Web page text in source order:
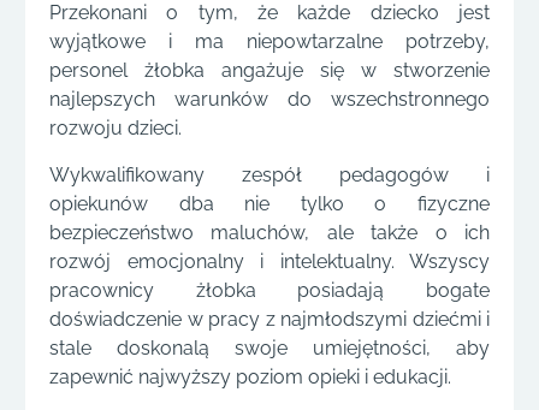
Przekonani o tym, że każde dziecko jest
wyjątkowe i ma niepowtarzalne potrzeby,
personel żłobka angażuje się w stworzenie
najlepszych warunków do wszechstronnego
rozwoju dzieci.
Wykwalifikowany zespół pedagogów i
opiekunów dba nie tylko o fizyczne
bezpieczeństwo maluchów, ale także o ich
rozwój emocjonalny i intelektualny. Wszyscy
pracownicy żłobka posiadają bogate
doświadczenie w pracy z najmłodszymi dziećmi i
stale doskonalą swoje umiejętności, aby
zapewnić najwyższy poziom opieki i edukacji.